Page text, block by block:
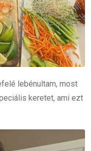
lebénultam, most
keretet, ami ezt